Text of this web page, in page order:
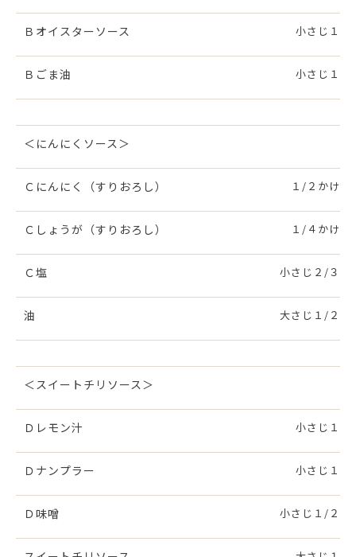
Ｂオイスターソース 小さじ１
Ｂごま油 小さじ１
＜にんにくソース＞
Ｃにんにく（すりおろし） １/２かけ
Ｃしょうが（すりおろし） １/４かけ
Ｃ塩 小さじ２/３
油 大さじ１/２
＜スイートチリソース＞
Ｄレモン汁 小さじ１
Ｄナンプラー 小さじ１
Ｄ味噌 小さじ１/２